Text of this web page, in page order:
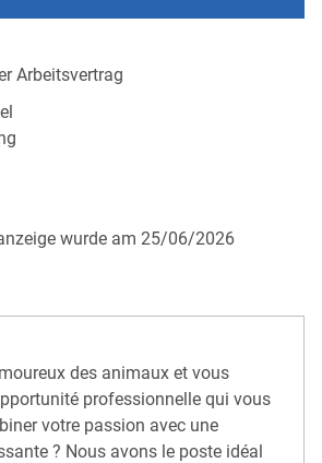
Arbeitsvertrag
wurde am 25/06/2026
des animaux et vous
professionnelle qui vous
votre passion avec une
? Nous avons le poste idéal